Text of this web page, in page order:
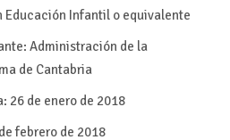
Educación Infantil o equivalente
Administración de la
de Cantabria
26 de enero de 2018
febrero de 2018